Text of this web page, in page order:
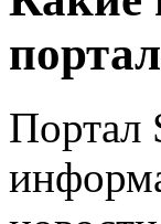
Портал